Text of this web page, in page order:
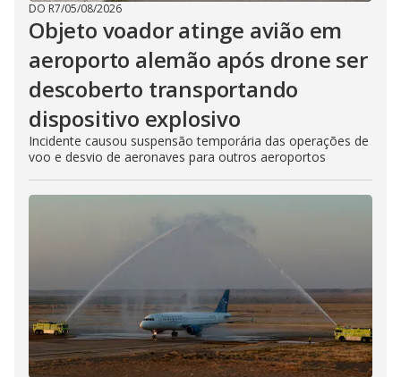
DO R7/05/08/2026
Objeto voador atinge avião em
aeroporto alemão após drone ser
descoberto transportando
dispositivo explosivo
Incidente causou suspensão temporária das operações de
voo e desvio de aeronaves para outros aeroportos